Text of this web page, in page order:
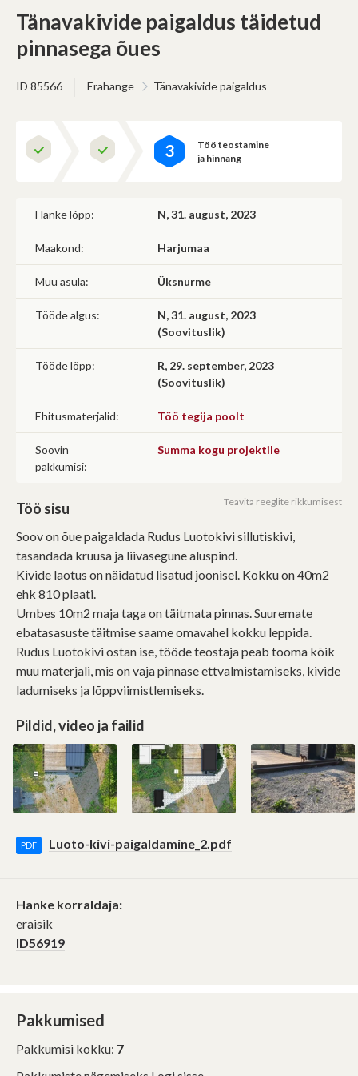
Tänavakivide paigaldus täidetud
pinnasega õues
ID 85566 Erahange Tänavakivide paigaldus
3
Töö teostamine
ja hinnang
Hanke lõpp: N, 31. august, 2023
Maakond: Harjumaa
Muu asula: Üksnurme
Tööde algus:
N, 31. august, 2023
(Soovituslik)
Tööde lõpp:
R, 29. september, 2023
(Soovituslik)
Ehitusmaterjalid: Töö tegija poolt
Soovin
pakkumisi:
Summa kogu projektile
Teavita reeglite rikkumisest
Töö sisu
Soov on õue paigaldada Rudus Luotokivi sillutiskivi,
tasandada kruusa ja liivasegune aluspind.
Kivide laotus on näidatud lisatud joonisel. Kokku on 40m2
ehk 810 plaati.
Umbes 10m2 maja taga on täitmata pinnas. Suuremate
ebatasasuste täitmise saame omavahel kokku leppida.
Rudus Luotokivi ostan ise, tööde teostaja peab tooma kõik
muu materjali, mis on vaja pinnase ettvalmistamiseks, kivide
ladumiseks ja lõppviimistlemiseks.
Pildid, video ja failid
PDF Luoto-kivi-paigaldamine_2.pdf
Hanke korraldaja:
eraisik
ID56919
Pakkumised
Pakkumisi kokku: 7
Saab korraldada hankeid
Ei saa osaleda teistel hangetel